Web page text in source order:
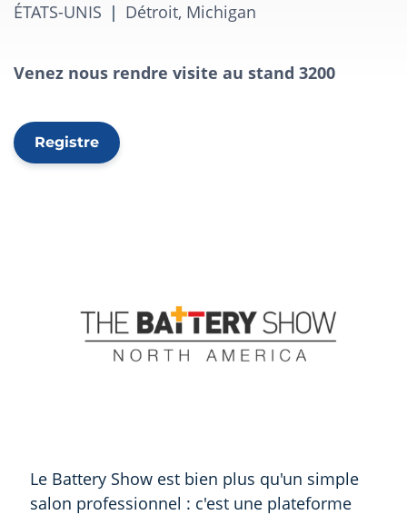
ÉTATS-UNIS | Détroit, Michigan
Venez nous rendre visite au stand 3200
Registre
Le Battery Show est bien plus qu'un simple
salon professionnel : c'est une plateforme